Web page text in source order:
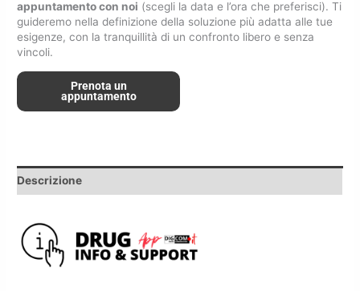
appuntamento con noi (scegli la data e l’ora che preferisci). Ti
guideremo nella definizione della soluzione più adatta alle tue
esigenze, con la tranquillità di un confronto libero e senza
vincoli.
Prenota un
appuntamento
Descrizione